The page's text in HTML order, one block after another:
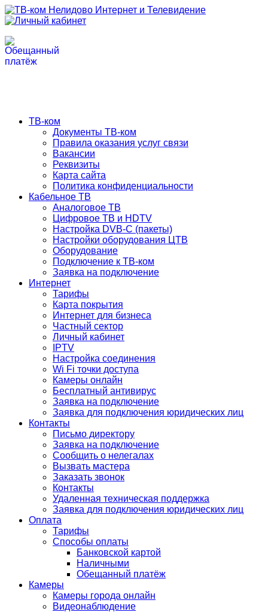
ТВ-ком
Документы ТВ-ком
Правила оказания услуг связи
Вакансии
Реквизиты
Карта сайта
Политика конфиденциальности
Кабельное ТВ
Аналоговое ТВ
Цифровое ТВ и HDTV
Настройка DVB-C (пакеты)
Настройки оборудования ЦТВ
Оборудование
Подключение к ТВ-ком
Заявка на подключение
Интернет
Тарифы
Карта покрытия
Интернет для бизнеса
Частный сектор
Личный кабинет
IPTV
Настройка соединения
Wi Fi точки доступа
Камеры онлайн
Бесплатный антивирус
Заявка на подключение
Заявка для подключения юридических лиц
Контакты
Письмо директору
Заявка на подключение
Сообщить о нелегалах
Вызвать мастера
Заказать звонок
Контакты
Удаленная техническая поддержка
Заявка для подключения юридических лиц
Оплата
Тарифы
Способы оплаты
Банковской картой
Наличными
Обещанный платёж
Камеры
Камеры города онлайн
Видеонаблюдение